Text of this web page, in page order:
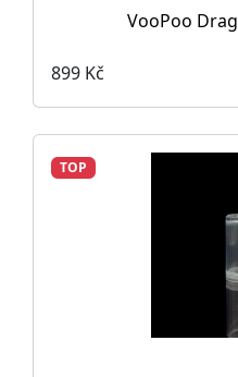
VooPoo
899 Kč
TOP